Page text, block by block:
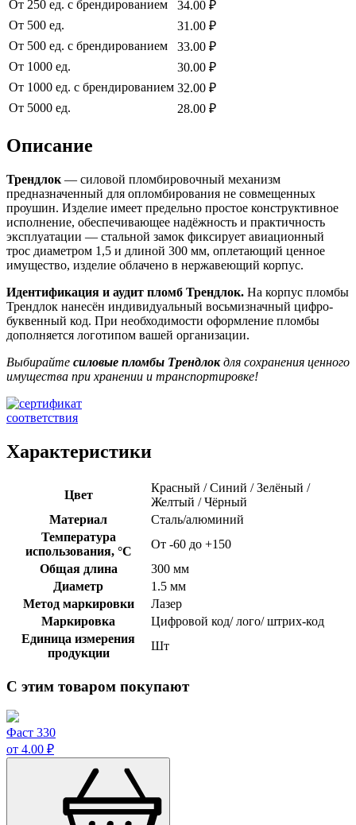
От 250 ед. с брендированием
34.00 ₽
От 500 ед.
31.00 ₽
От 500 ед. с брендированием
33.00 ₽
От 1000 ед.
30.00 ₽
От 1000 ед. с брендированием 32.00 ₽
От 5000 ед.
28.00 ₽
Описание
Трендлок — силовой пломбировочный механизм
предназначенный для опломбирования не совмещенных
проушин. Изделие имеет предельно простое конструктивное
исполнение, обеспечивающее надёжность и практичность
эксплуатации — стальной замок фиксирует авиационный
трос диаметром 1,5 и длиной 300 мм, оплетающий ценное
имущество, изделие облачено в нержавеющий корпус.
Идентификация и аудит пломб Трендлок. На корпус пломбы
Трендлок нанесён индивидуальный восьмизначный цифро-
буквенный код. При необходимости оформление пломбы
дополняется логотипом вашей организации.
Выбирайте силовые пломбы Трендлокдля сохранения ценного
имущества при хранении и транспортировке!
Характеристики
Цвет
Красный / Синий / Зелёный /
Желтый / Чёрный
Материал
Сталь/алюминий
Температура
использования, °C
От -60 до +150
Общая длина
300 мм
Диаметр
1.5 мм
Метод маркировки
Лазер
Маркировка
Цифровой код/ лого/ штрих-код
Единица измерения
продукции
Шт
С этим товаром покупают
Фаст 330
от 4.00 ₽